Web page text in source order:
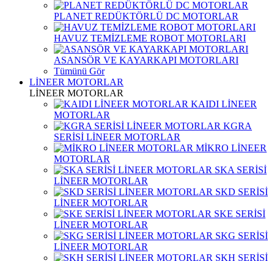
PLANET REDÜKTÖRLÜ DC MOTORLAR
HAVUZ TEMİZLEME ROBOT MOTORLARI
ASANSÖR VE KAYARKAPI MOTORLARI
Tümünü Gör
LİNEER MOTORLAR
LİNEER MOTORLAR
KAIDI LİNEER
MOTORLAR
KGRA
SERİSİ LİNEER MOTORLAR
MİKRO LİNEER
MOTORLAR
SKA SERİSİ
LİNEER MOTORLAR
SKD SERİSİ
LİNEER MOTORLAR
SKE SERİSİ
LİNEER MOTORLAR
SKG SERİSİ
LİNEER MOTORLAR
SKH SERİSİ